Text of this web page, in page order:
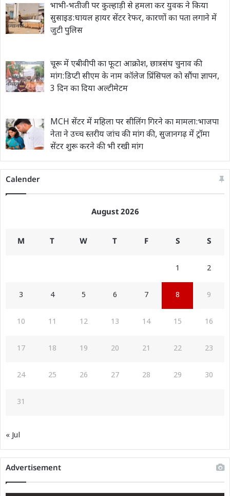
भाभी-भतीजी पर कुल्हाड़ी से हमला कर युवक ने किया
सुसाइड:घायल हायर सेंटर रेफर, कारणों का पता लगाने में
जुटी पुलिस
चूरू में एबीवीपी का फूटा आक्रोश, छात्रसंघ चुनाव की
मांग:डिप्टी सीएम के नाम कॉलेज प्रिंसिपल को सौंपा ज्ञापन,
3 दिन का दिया अल्टीमेटम
MCH सेंटर में महिला पर सीलिंग गिरने का मामला:भाजपा
नेता ने उच्च स्तरीय जांच की मांग की, सुजानगढ़ में ट्रॉमा
सेंटर शुरू करने की भी रखी मांग
Calender
August 2026
M T W T F S S
1 2
3 4 5 6 7 8 9
10 11 12 13 14 15 16
17 18 19 20 21 22 23
24 25 26 27 28 29 30
31
« Jul
Advertisement